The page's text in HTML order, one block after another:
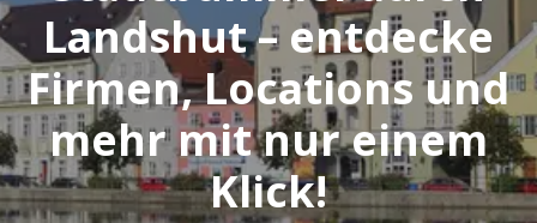
Landshut – entdecke
Firmen, Locations und
mehr mit nur einem
Klick!